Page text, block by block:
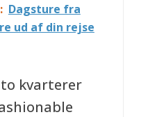
Dagsture fra
ud af din rejse
kvarterer